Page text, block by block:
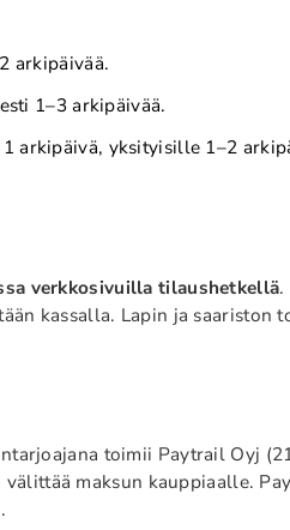
arkipäivää.
1–3 arkipäivää.
arkipäivä, yksityisille 1–2
verkkosivuilla tilaushetkellä.
kassalla. Lapin ja
toimii Paytrail Oyj
maksun kauppiaalle.